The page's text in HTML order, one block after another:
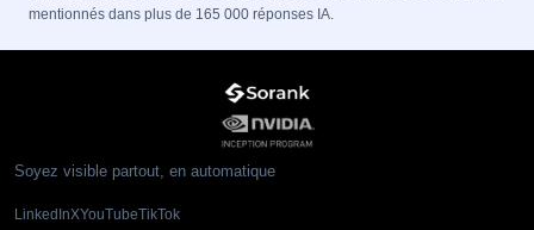
mentionnés dans plus de 165 000 réponses IA.
Soyez visible partout, en automatique
LinkedInXYouTubeTikTok